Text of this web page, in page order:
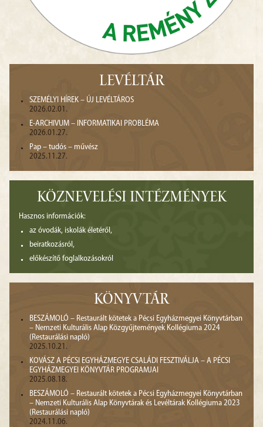
LEVÉLTÁR
SZEMÉLYI HÍREK – ÚJ LEVÉLTÁROS
2026.02.01.
E-ARCHIVUM – INFORMATIKAI PROBLÉMA
2026.01.27.
Pap – tudós – művész
2025.11.27.
KÖZNEVELÉSI INTÉZMÉNYEK
Hasznos információk:
az óvodák, iskolák életéről,
beiratkozásról,
előkészítő foglalkozásokról
KÖNYVTÁR
BESZÁMOLÓ – Restaurált kötetek a Pécsi Egyházmegyei Könyvtárban
– Nemzeti Kulturális Alap Közgyűjtemények Kollégiuma 2024
(Restaurálási napló)
2025.10.21.
KOVÁSZ A PÉCSI EGYHÁZMEGYE CSALÁDI FESZTIVÁLJA – A PÉCSI
EGYHÁZMEGYEI KÖNYVTÁR PROGRAMJAI
2025.08.18.
BESZÁMOLÓ – Restaurált kötetek a Pécsi Egyházmegyei Könyvtárban
– Nemzeti Kulturális Alap Könyvtárak és Levéltárak Kollégiuma 2023
(Restaurálási napló)
2024.11.06.